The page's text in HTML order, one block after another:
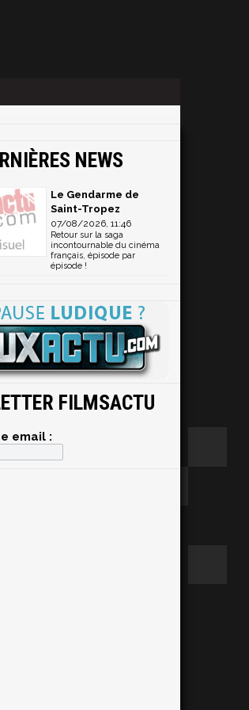
NEWS
Le Gendarme de
Saint-Tropez
07/08/2026, 11:46
Retour sur la saga
incontournable du cinéma
français, épisode par
épisode !
FILMSACTU
email :